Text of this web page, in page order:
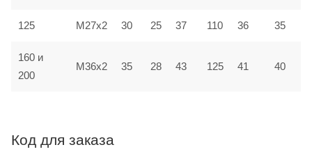
125 M27x2 30 25 37 110 36 35
160 и
200
M36x2 35 28 43 125 41 40
Код для заказа